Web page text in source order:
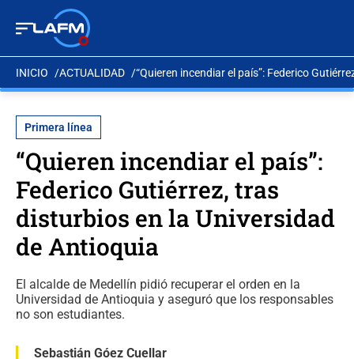
INICIO ACTUALIDAD “Quieren incendiar el país”: Federico
Primera línea
“Quieren incendiar el país”:
Federico Gutiérrez, tras
disturbios en la Universidad
de Antioquia
El alcalde de Medellín pidió recuperar el orden en la
Universidad de Antioquia y aseguró que los responsables
no son estudiantes.
Sebastián Góez Cuellar